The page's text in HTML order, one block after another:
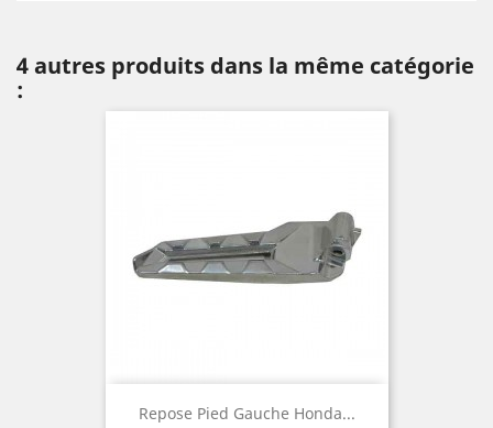
4 autres produits dans la même catégorie
:
Repose Pied Gauche Honda...